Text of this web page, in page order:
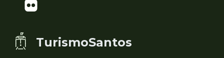
TurismoSantos